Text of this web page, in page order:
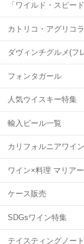
「ワイルド・スピー
カトリコ・アグリコ
ダヴィンチグルメ(フ
フォンタガール
人気ウイスキー特集
輸入ビール一覧
カリフォルニアワイ
ワイン×料理 マリア
ケース販売
SDGsワイン特集
テイスティングノート